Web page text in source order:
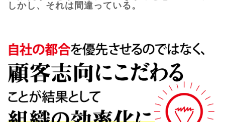
しかし、それは間違っている。